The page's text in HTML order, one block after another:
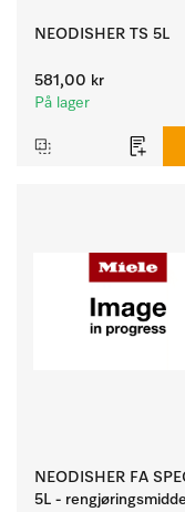
NEODISHER TS 5L
581,00 kr
På lager
NEODISHER FA
5L -